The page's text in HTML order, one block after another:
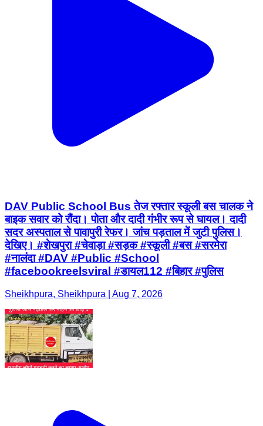
DAV Public School Bus तेज रफ्तार स्कूली बस चालक ने
बाइक सवार को रौंदा। पोता और दादी गंभीर रूप से घायल। दादी
सदर अस्पताल से पावापुरी रेफर। जांच पड़ताल में जुटी पुलिस।
देखिए। #शेखपुरा #चेवाड़ा #सड़क #स्कूली #बस #सरमेरा
#नालंदा #DAV #Public #School
#facebookreelsviral #डायल112 #बिहार #पुलिस
Sheikhpura, Sheikhpura | Aug 7, 2026